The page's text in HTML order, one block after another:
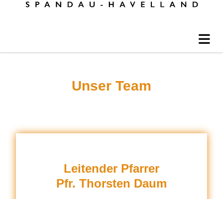
Unser Team
Leitender Pfarrer
Pfr. Thorsten Daum